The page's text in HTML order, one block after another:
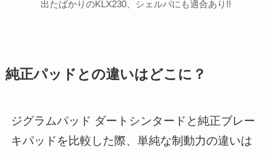
出たばかりのKLX230、シェルパにも適合あり!!
純正パッドとの違いはどこに？
ジグラムパッド ダートシンタードと純正ブレー
キパッドを比較した際、単純な制動力の違いは